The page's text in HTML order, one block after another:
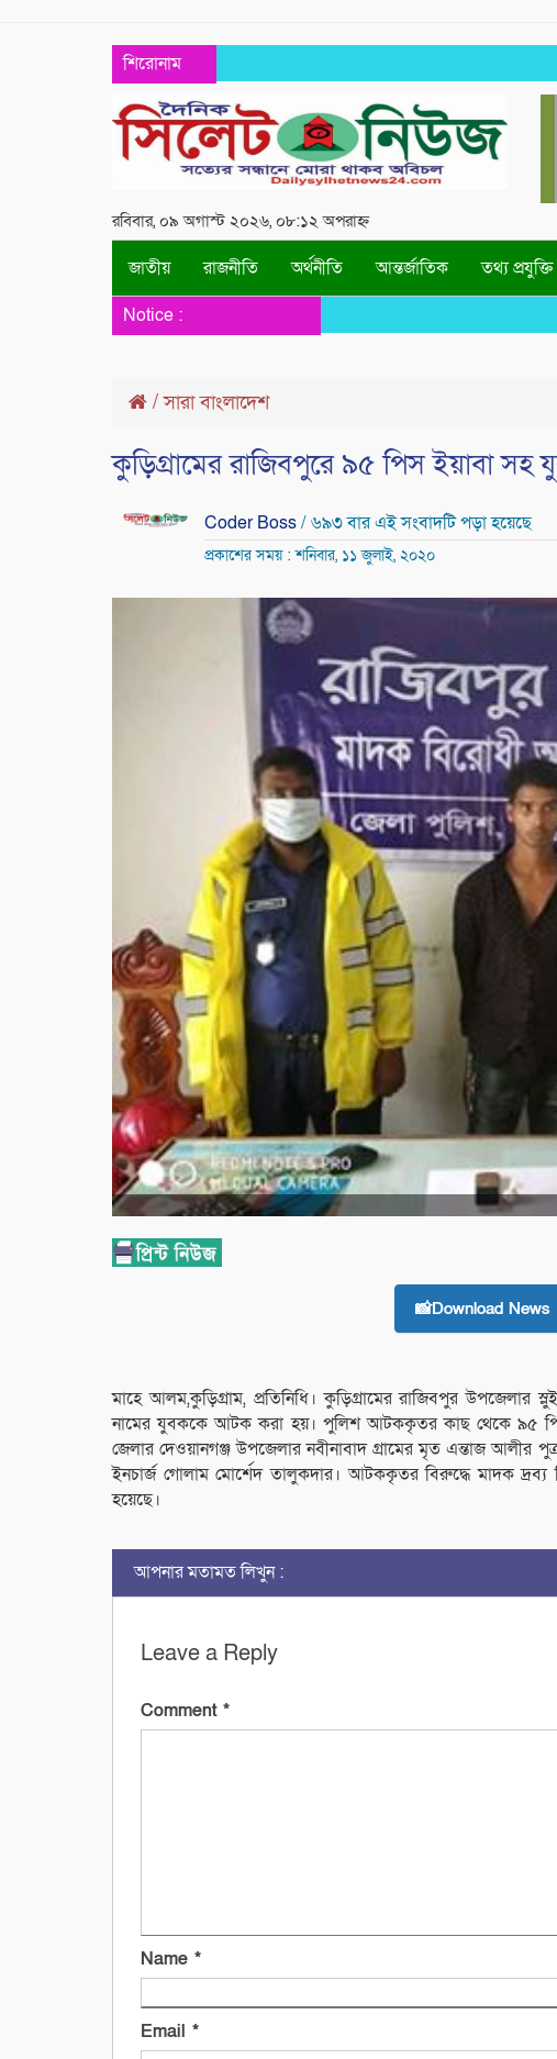
শিরোনাম
রবিবার, ০৯ অগাস্ট ২০২৬, ০৮:১২ অপরাহ্ন
জাতীয় রাজনীতি অর্থনীতি আন্তর্জাতিক তথ্য প্রযুক্তি
Notice :
/সারা বাংলাদেশ
কুড়িগ্রামের রাজিবপুরে ৯৫ পিস ইয়াবা
Coder Boss/ ৬৯৩ বার এই সংবাদটি পড়া হয়েছে
প্রকাশের সময় : শনিবার, ১১ জুলাই, ২০২০
📸Download News
মাহে আলম,কুড়িগ্রাম, প্রতিনিধি। কুড়িগ্রামের রাজিবপুর
নামের যুবককে আটক করা হয়। পুলিশ আটককৃতর কাছ থেকে ৯৫
জেলার দেওয়ানগঞ্জ উপজেলার নবীনাবাদ গ্রামের মৃত এন্তাজ আলীর
ইনচার্জ গোলাম মোর্শেদ তালুকদার। আটককৃতর বিরুদ্ধে মাদক
হয়েছে।
আপনার মতামত লিখুন :
Leave a Reply
Comment *
Name *
Email *